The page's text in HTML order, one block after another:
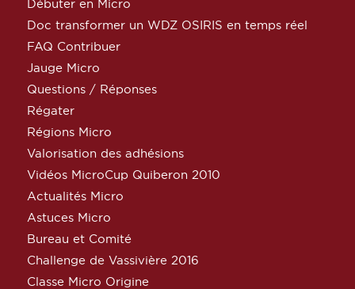
Débuter en Micro
Doc transformer un WDZ OSIRIS en temps réel
FAQ Contribuer
Jauge Micro
Questions / Réponses
Régater
Régions Micro
Valorisation des adhésions
Vidéos MicroCup Quiberon 2010
Actualités Micro
Astuces Micro
Bureau et Comité
Challenge de Vassivière 2016
Classe Micro Origine